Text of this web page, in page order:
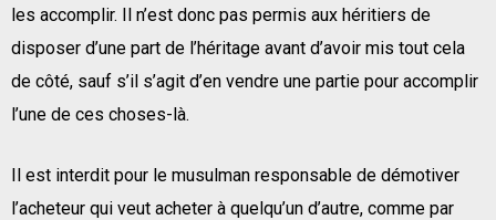
les accomplir. Il n’est donc pas permis aux héritiers de
disposer d’une part de l’héritage avant d’avoir mis tout cela
de côté, sauf s’il s’agit d’en vendre une partie pour accomplir
l’une de ces choses-là.
Il est interdit pour le musulman responsable de démotiver
l’acheteur qui veut acheter à quelqu’un d’autre, comme par